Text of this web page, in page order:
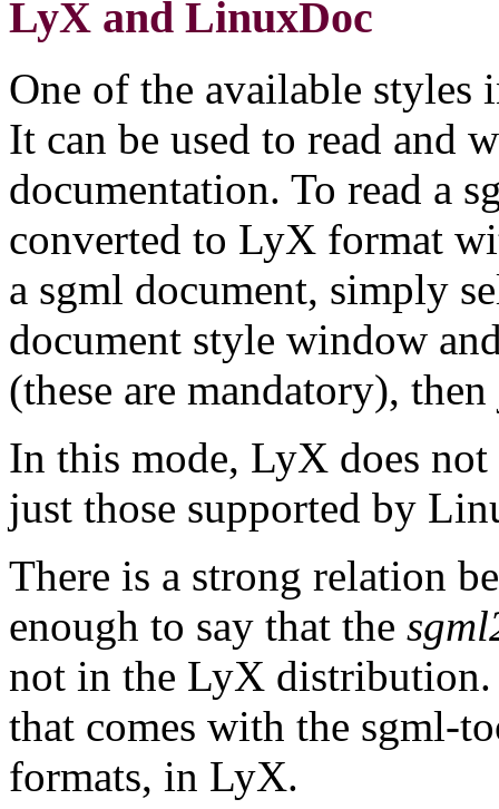
LyX and LinuxDoc
One of the available
It can be used to read and
documentation. To read a
converted to LyX format
a sgml document, simply
document style window
(these are mandatory),
In this mode, LyX does
just those supported by
There is a strong relation
enough to say that the
not in the LyX
that comes with the sgml-
formats, in LyX.